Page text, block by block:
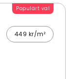
Populärt val
449 kr/m²